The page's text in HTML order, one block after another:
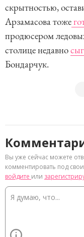
скрытностью,
Арзамасова тоже
продюсером
столице недавно
Бондарчук.
Вы уже сейчас можете
комментировать под
войдите или